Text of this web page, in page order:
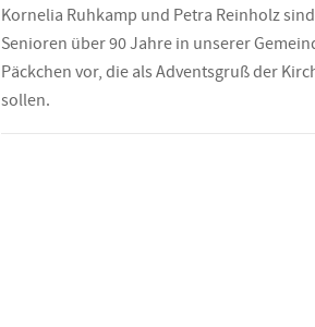
Kornelia Ruhkamp und Petra Reinholz
Senioren über 90 Jahre in unserer
Päckchen vor, die als Adventsgruß der
sollen.